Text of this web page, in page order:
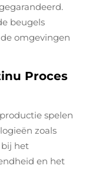
beugels
omgevingen
Proces
spelen
zoals
het
en het